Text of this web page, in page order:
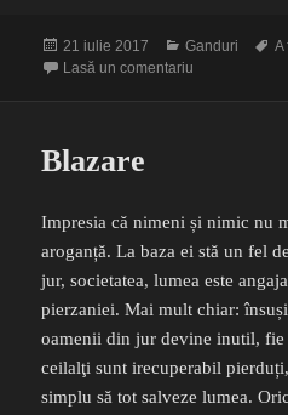
Publicat
pe
21 iulie 2017 Categorii
Ganduri A
Lasă un comentariu
Blazare
Impresia că nimeni și nimic nu
aroganță. La baza ei stă un fel
jur, societatea, lumea este
pierzaniei. Mai mult chiar:
oamenii din jur devine inutil, fie
ceilalţi sunt irecuperabil
simplu să tot salveze lumea.